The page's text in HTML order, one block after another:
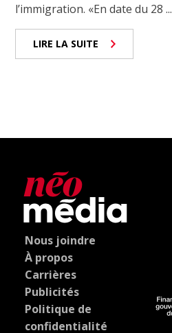
l’immigration. «En date du 28 ...
LIRE LA SUITE
Nous joindre
À propos
Carrières
Publicités
Politique de
confidentialité